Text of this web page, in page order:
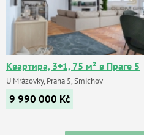
Квартира, 3+1, 75 м² в Праге 5
U Mrázovky, Praha 5, Smíchov
9 990 000 Kč